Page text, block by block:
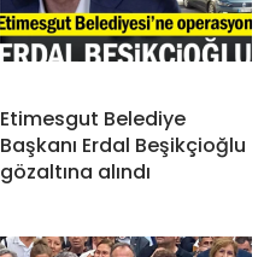
Etimesgut Belediye
Başkanı Erdal Beşikçioğlu
gözaltına alındı